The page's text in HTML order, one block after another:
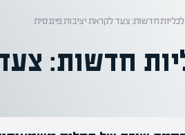
חדשות: צעד לקראת יציבות פיננסית
חדשות: